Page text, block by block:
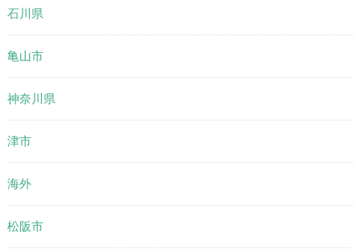
石川県
亀山市
神奈川県
津市
海外
松阪市